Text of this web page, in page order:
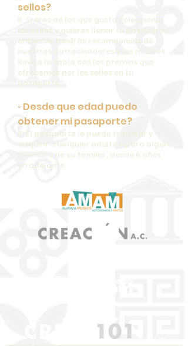
sellos?
R: Si eres de los que gusta coleccionar
los sellos y quieres llenar tu pasaporte,
entonces tendrás recompensas de
nuestros patrocinadores y los museos.
Revisa la tabla con los premios que
ofrecemos por los sellos en tu
pasaporte.
◦ Desde que edad puedo
obtener mi pasaporte?
R: El pasaporte lo puede tramitar y
adquirir cualquier adulto o para algún
miembro de su familia , desde 6 años
en adelante.